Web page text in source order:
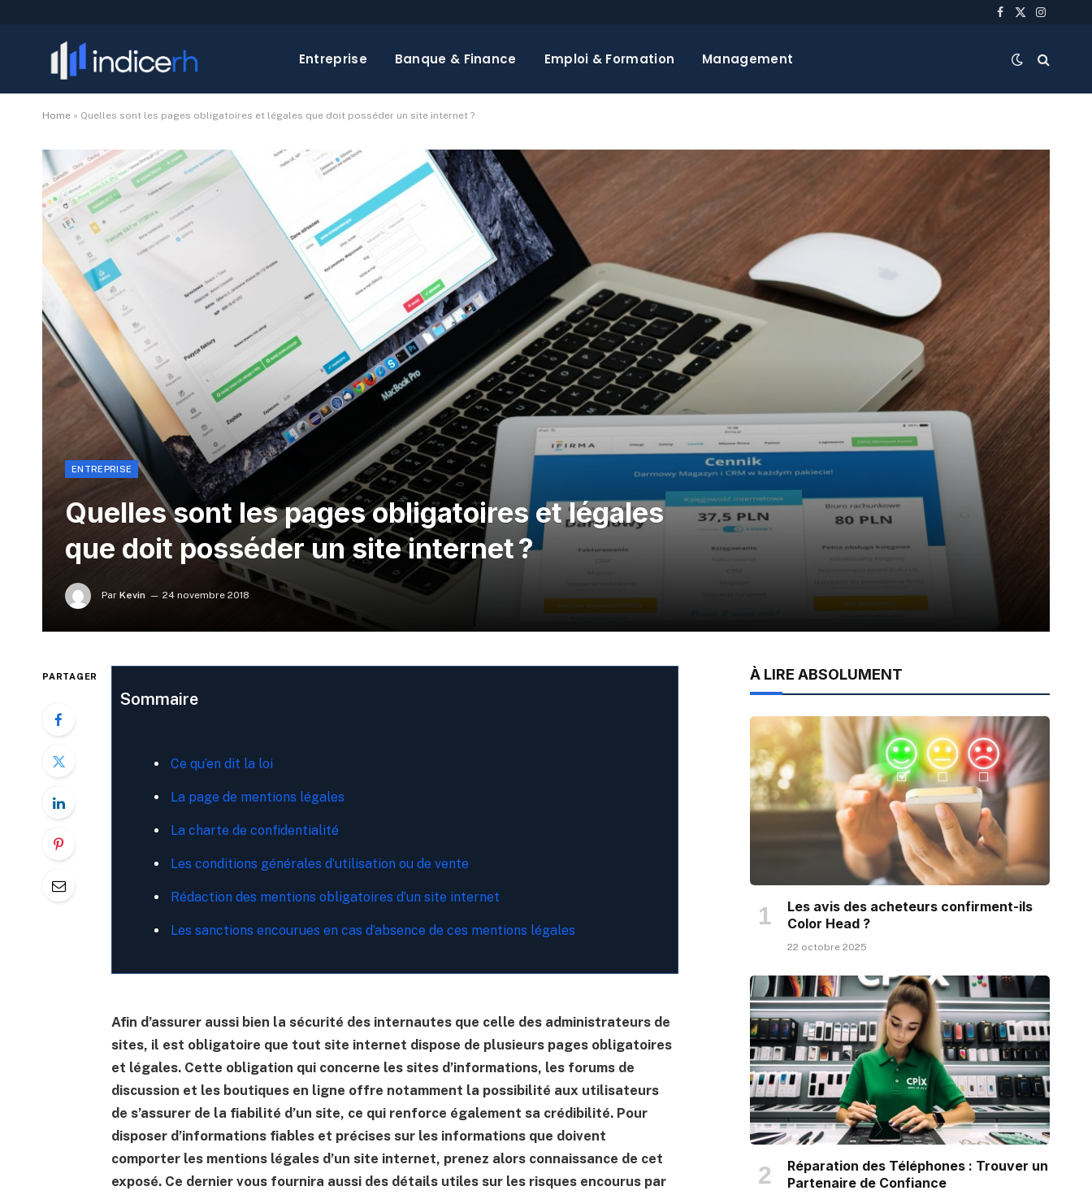
Facebook
X
Entreprise Banque & Finance Emploi & Formation Management
Home » Quelles sont les pages obligatoires et légales que doit posséder un site internet ?
ENTREPRISE
Quelles sont les pages obligatoires et légales
que doit posséder un site internet ?
Par Kevin 24 novembre 2018
PARTAGER
Sommaire
Ce qu’en dit la loi
La page de mentions légales
La charte de confidentialité
Les conditions générales d’utilisation ou de vente
Rédaction des mentions obligatoires d’un site internet
Les sanctions encourues en cas d’absence de ces mentions légales
Afin d’assurer aussi bien la sécurité des internautes que celle des administrateurs de
sites, il est obligatoire que tout site internet dispose de plusieurs pages obligatoires
et légales. Cette obligation qui concerne les sites d’informations, les forums de
discussion et les boutiques en ligne offre notamment la possibilité aux utilisateurs
de s’assurer de la fiabilité d’un site, ce qui renforce également sa crédibilité. Pour
disposer d’informations fiables et précises sur les informations que doivent
comporter les mentions légales d’un site internet, prenez alors connaissance de cet
exposé. Ce dernier vous fournira aussi des détails utiles sur les risques encourus par
À LIRE ABSOLUMENT
Les avis des acheteurs confirment-ils
Color Head ?
22 octobre 2025
Réparation des Téléphones : Trouver un
Partenaire de Confiance